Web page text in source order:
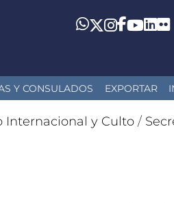
Whatsapp
Twitter
Instagram
Y CONSULADOS EXPORTAR
Internacional y Culto /